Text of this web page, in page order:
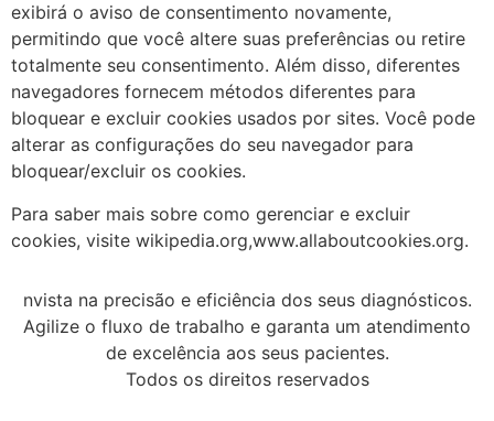
exibirá o aviso de consentimento novamente,
permitindo que você altere suas preferências ou retire
totalmente seu consentimento. Além disso, diferentes
navegadores fornecem métodos diferentes para
bloquear e excluir cookies usados ​​por sites. Você pode
alterar as configurações do seu navegador para
bloquear/excluir os cookies.
Para saber mais sobre como gerenciar e excluir
cookies, visite wikipedia.org,www.allaboutcookies.org.
nvista na precisão e eficiência dos seus diagnósticos.
Agilize o fluxo de trabalho e garanta um atendimento
de excelência aos seus pacientes.
Todos os direitos reservados